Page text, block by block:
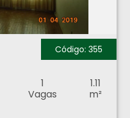
Código: 355
1
Vagas
1.11
m²